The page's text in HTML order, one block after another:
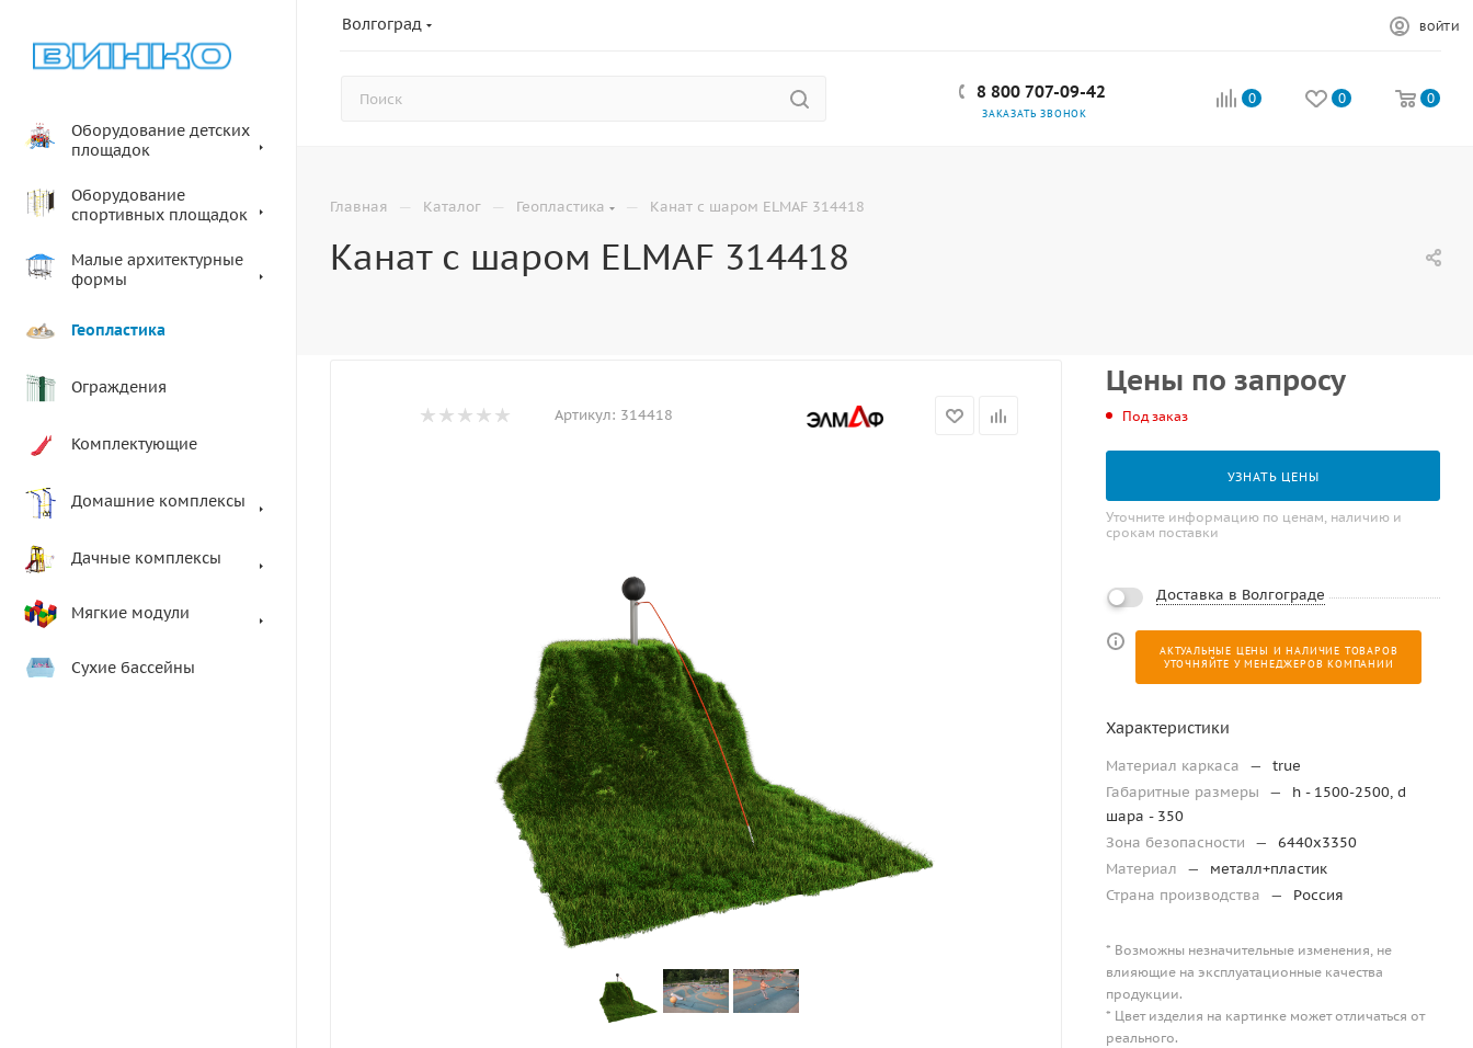
Волгоград ВОЙТИ
8 800 707-09-42
ЗАКАЗАТЬ ЗВОНОК
0 0 0
Оборудование детских
площадок
Оборудование
спортивных площадок
Малые архитектурные
формы
Геопластика
Ограждения
Комплектующие
Домашние комплексы
Дачные комплексы
Мягкие модули
Сухие бассейны
Главная — Каталог — Геопластика — Канат с шаром ELMAF 314418
Канат с шаром ELMAF 314418
Артикул: 314418
Цены по запросу
Под заказ
УЗНАТЬ ЦЕНЫ
Уточните информацию по ценам, наличию и
срокам поставки
Доставка в Волгограде
АКТУАЛЬНЫЕ ЦЕНЫ И НАЛИЧИЕ ТОВАРОВ
УТОЧНЯЙТЕ У МЕНЕДЖЕРОВ КОМПАНИИ
Характеристики
Материал каркаса —
true
Габаритные размеры
—
h - 1500-2500, d
шара - 350
Зона безопасности
—
6440х3350
Материал
—
металл+пластик
Страна производства
— Россия
* Возможны незначительные изменения, не
влияющие на эксплуатационные качества
продукции.
* Цвет изделия на картинке может отличаться от
реального.